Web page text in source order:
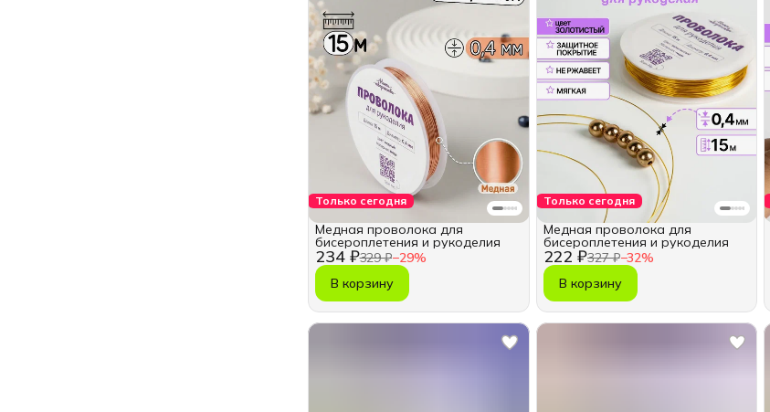
Только сегодня
234 ₽329 ₽−29%
Медная проволока для
бисероплетения и рукоделия
В корзину
Только сегодня
222 ₽327 ₽−32%
Медная проволока для
бисероплетения и рукоделия
В корзину